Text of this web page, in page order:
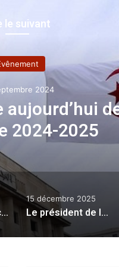
le suivant
2024
2024-2025
Accidents de la circulation : 40 morts et 1666 blessés en une semaine
15 décembre 2025
Le président de la République reçoit le Professeur Elias Zerhouni